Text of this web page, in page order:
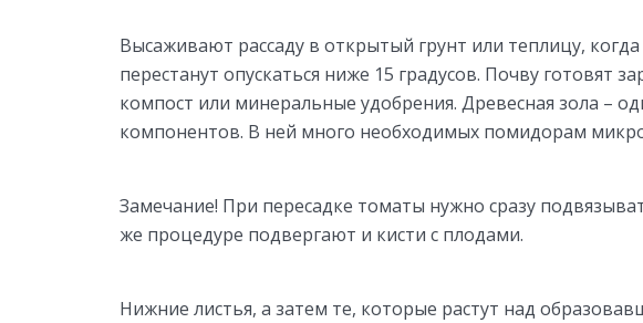
Высаживают рассаду в открытый грунт или теплицу,
перестанут опускаться ниже 15 градусов. Почву готовят
компост или минеральные удобрения. Древесная зола –
компонентов. В ней много необходимых помидорам
Замечание! При пересадке томаты нужно сразу
же процедуре подвергают и кисти с плодами.
Нижние листья, а затем те, которые растут над